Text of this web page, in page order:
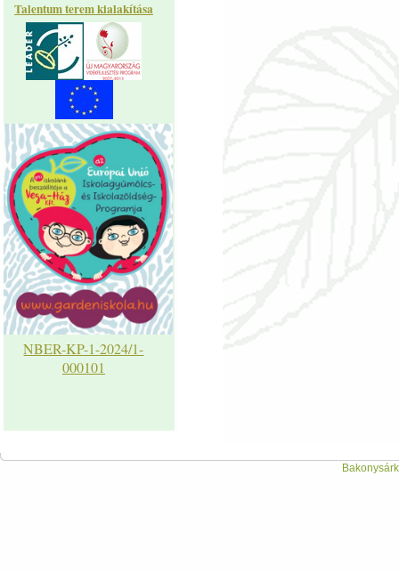
Talentum terem kialakítása
NBER-KP-1-2024/1-
000101